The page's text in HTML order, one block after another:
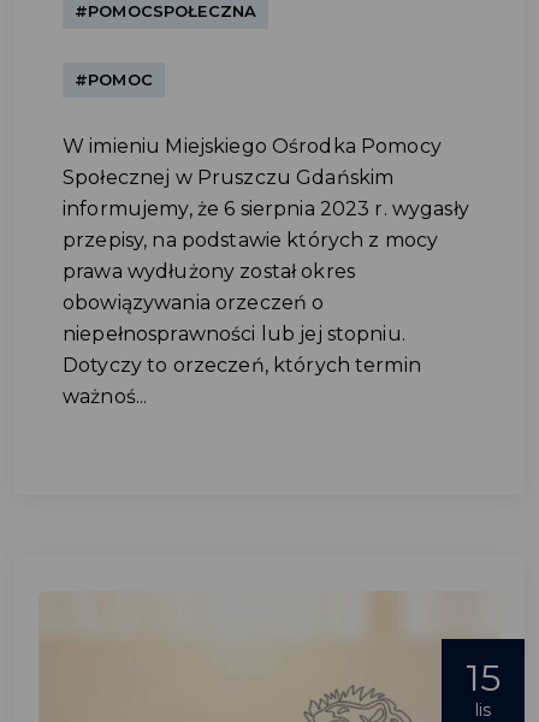
#POMOCSPOŁECZNA
#POMOC
W imieniu Miejskiego Ośrodka Pomocy
Społecznej w Pruszczu Gdańskim
informujemy, że 6 sierpnia 2023 r. wygasły
przepisy, na podstawie których z mocy
prawa wydłużony został okres
obowiązywania orzeczeń o
niepełnosprawności lub jej stopniu.
Dotyczy to orzeczeń, których termin
ważnoś...
15
lis